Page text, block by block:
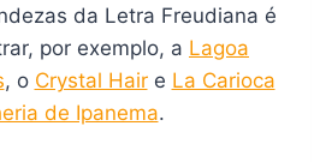
da Letra Freudiana é
por exemplo, a Lagoa
, o Crystal Haire La Carioca
de Ipanema.